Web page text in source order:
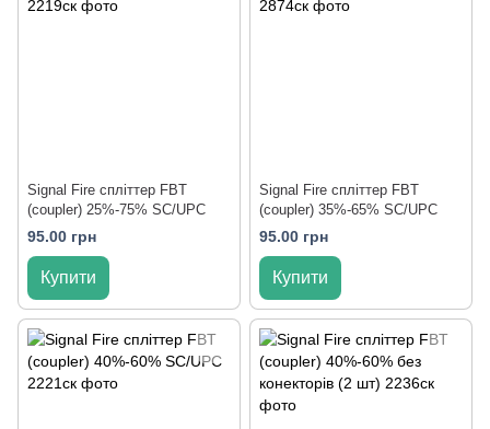
Signal Fire спліттер FBT
(coupler) 25%-75% SC/UPC
95.00 грн
Купити
Signal Fire спліттер FBT
(coupler) 35%-65% SC/UPC
95.00 грн
Купити